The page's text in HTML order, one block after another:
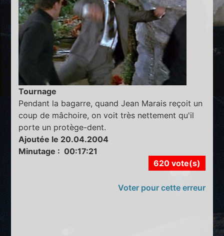
Tournage
Pendant la bagarre, quand Jean Marais reçoit un
coup de mâchoire, on voit très nettement qu'il
porte un protège-dent.
Ajoutée le 20.04.2004
Minutage : 00:17:21
620 vote(s)
Voter pour cette erreur